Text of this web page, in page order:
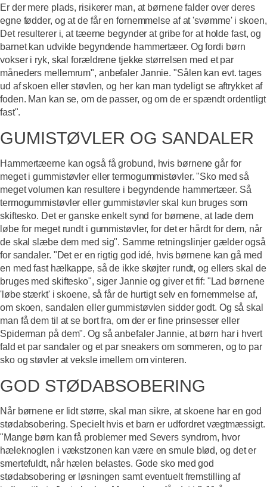
Er der mere plads, risikerer man, at børnene falder over deres
egne fødder, og at de får en fornemmelse af at 'svømme' i skoen,
Det resulterer i, at tæerne begynder at gribe for at holde fast, og
barnet kan udvikle begyndende hammertæer. Og fordi børn
vokser i ryk, skal forældrene tjekke størrelsen med et par
måneders mellemrum", anbefaler Jannie. "Sålen kan evt. tages
ud af skoen eller støvlen, og her kan man tydeligt se aftrykket af
foden. Man kan se, om de passer, og om de er spændt ordentligt
fast".
GUMISTØVLER OG SANDALER
Hammertæerne kan også få grobund, hvis børnene går for
meget i gummistøvler eller termogummistøvler. "Sko med så
meget volumen kan resultere i begyndende hammertæer. Så
termogummistøvler eller gummistøvler skal kun bruges som
skiftesko. Det er ganske enkelt synd for børnene, at lade dem
løbe for meget rundt i gummistøvler, for det er hårdt for dem, når
de skal slæbe dem med sig". Samme retningslinjer gælder også
for sandaler. "Det er en rigtig god idé, hvis børnene kan gå med
en med fast hælkappe, så de ikke skøjter rundt, og ellers skal de
bruges med skiftesko", siger Jannie og giver et fif: "Lad børnene
'løbe stærkt' i skoene, så får de hurtigt selv en fornemmelse af,
om skoen, sandalen eller gummistøvlen sidder godt. Og så skal
man få dem til at se bort fra, om der er fine prinsesser eller
Spiderman på dem". Og så anbefaler Jannie, at børn har i hvert
fald et par sandaler og et par sneakers om sommeren, og to par
sko og støvler at veksle imellem om vinteren.
GOD STØDABSOBERING
Når børnene er lidt større, skal man sikre, at skoene har en god
stødabsobering. Specielt hvis et barn er udfordret vægtmæssigt.
"Mange børn kan få problemer med Severs syndrom, hvor
hæleknoglen i vækstzonen kan være en smule blød, og det er
smertefuldt, når hælen belastes. Gode sko med god
stødabsobering er løsningen samt eventuelt fremstilling af